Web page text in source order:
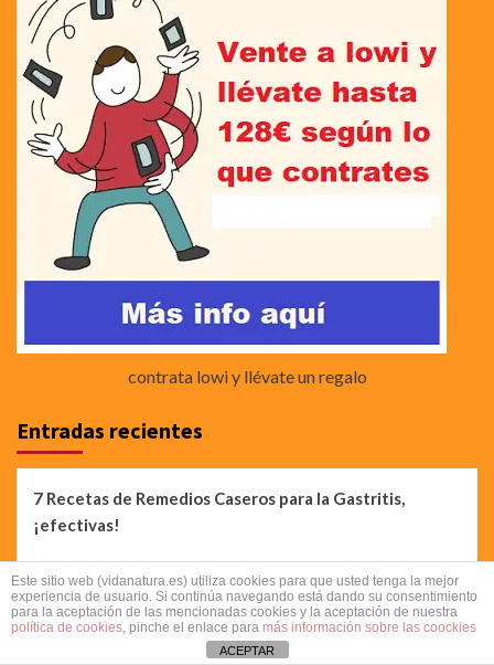
contrata lowi y llévate un regalo
Entradas recientes
7 Recetas de Remedios Caseros para la Gastritis,
¡efectivas!
7 Recetas de remedios caseros para los Gases,
¡efectivas!
7 Recetas de remedios caseros para las Flatulencias,
Este sitio web (vidanatura.es) utiliza cookies para que usted tenga la mejor
experiencia de usuario. Si continúa navegando está dando su consentimiento
para la aceptación de las mencionadas cookies y la aceptación de nuestra
política de cookies, pinche el enlace para más información sobre las coockies
ACEPTAR